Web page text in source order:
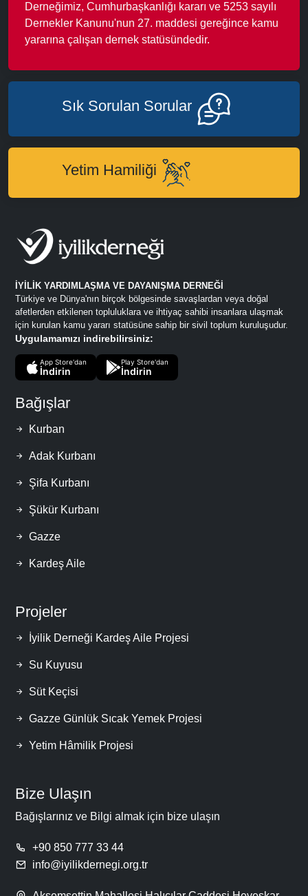
Derneğimiz, Cumhurbaşkanlığı kararı ve 5253 sayılı
Dernekler Kanunu'nun 27. maddesi gereğince kamu
yararına çalışan dernek statüsündedir.
Sık Sorulan Sorular
Yetim Hamiliği
İYİLİK YARDIMLAŞMA VE DAYANIŞMA DERNEĞİ
Türkiye ve Dünya'nın birçok bölgesinde savaşlardan veya doğal
afetlerden etkilenen topluluklara ve ihtiyaç sahibi insanlara ulaşmak
için kurulan kamu yararı statüsüne sahip bir sivil toplum kuruluşudur.
Uygulamamızı indirebilirsiniz:
App Store'dan
İndirin
Play Store'dan
İndirin
Bağışlar
Kurban
Adak Kurbanı
Şifa Kurbanı
Şükür Kurbanı
Gazze
Kardeş Aile
Projeler
İyilik Derneği Kardeş Aile Projesi
Su Kuyusu
Süt Keçisi
Gazze Günlük Sıcak Yemek Projesi
Yetim Hâmilik Projesi
Bize Ulaşın
Bağışlarınız ve Bilgi almak için bize ulaşın
+90 850 777 33 44
info@iyilikdernegi.org.tr